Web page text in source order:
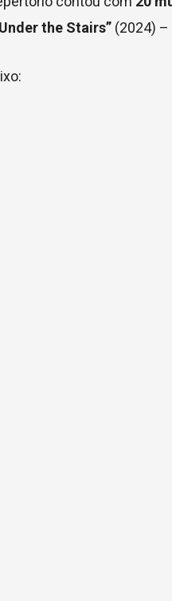
the Stairs” (2024)